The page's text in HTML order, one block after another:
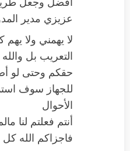
عزيزي مدير
لا يهمني ولا
التعريب بل
حقكم وحتى لو
للجهاز سوف
الأحوال
أنتم فعلتم لنا
فاجزاكم الله كل